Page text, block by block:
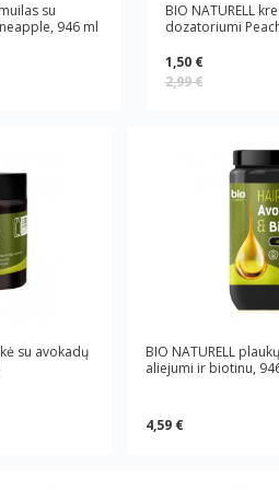
su
946 ml
BIO NATURELL
dozatoriumi
1,50 €
2,99 €
su avokadų
BIO NATURELL
aliejumi ir biotinu,
4,59 €